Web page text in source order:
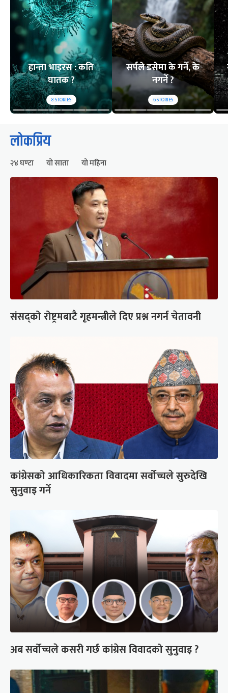
हान्ता भाइरस : कति
घातक ?
8STORIES
सर्पले डसेमा के गर्ने, के
नगर्ने ?
6STORIES
लोकप्रिय
२४ घण्टा यो साता यो महिना
संसद्को रोष्ट्रमबाटै गृहमन्त्रीले दिए प्रश्न नगर्न चेतावनी
कांग्रेसको आधिकारिकता विवादमा सर्वोच्चले सुरुदेखि
सुनुवाइ गर्ने
अब सर्वोच्चले कसरी गर्छ कांग्रेस विवादको सुनुवाइ ?